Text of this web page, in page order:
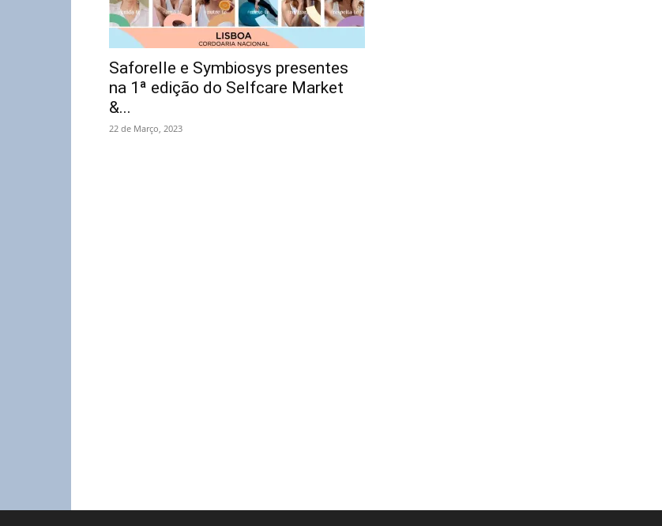
Saforelle e Symbiosys presentes
na 1ª edição do Selfcare Market
&...
22 de Março, 2023